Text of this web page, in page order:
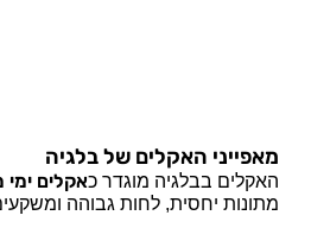
מאפייני האקלים של בלגיה
האקלים בבלגיה מוגדר כאקלים ימי
מתונות יחסית, לחות גבוהה